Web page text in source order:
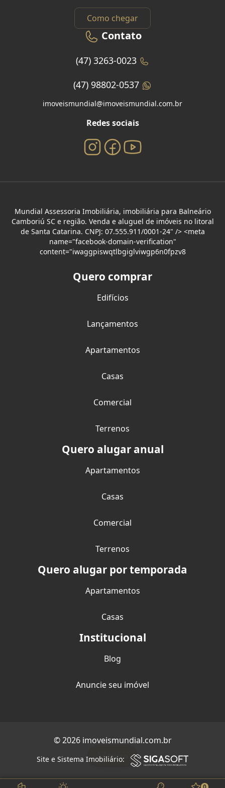
Filtro
Como chegar
Contato
(47) 3263-0023
(47) 98802-0537
imoveismundial@imoveismundial.com.br
Redes sociais
Mundial Assessoria Imobiliária, imobiliária para Balneário
Camboriú SC e região. Venda e aluguel de imóveis no litoral
de Santa Catarina. CNPJ: 07.555.911/0001-24" /> <meta
name="facebook-domain-verification"
content="iwaggpiswqtlbgiglviwgp6n0fpzv8
Quero comprar
Edifícios
Lançamentos
Apartamentos
Casas
Comercial
Terrenos
Quero alugar anual
Apartamentos
Casas
Comercial
Terrenos
Quero alugar por temporada
Apartamentos
Casas
Institucional
Blog
Anuncie seu imóvel
© 2026 imoveismundial.com.br
Site e Sistema Imobiliário: